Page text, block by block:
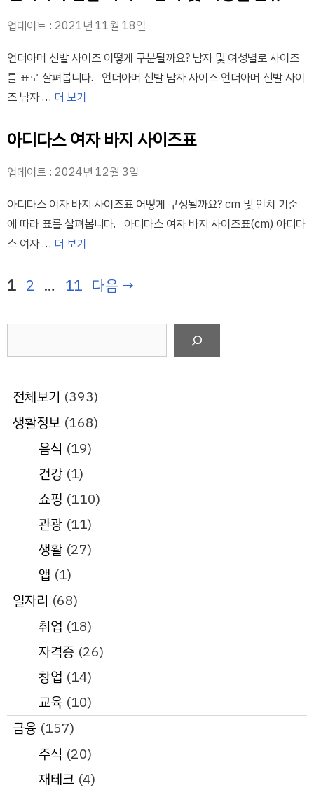
업데이트 : 2021년 11월 18일
언더아머 신발 사이즈 어떻게 구분될까요? 남자 및 여성별로 사이즈
를 표로 살펴봅니다. 언더아머 신발 남자 사이즈 언더아머 신발 사이
즈 남자 … 더 보기
아디다스 여자 바지 사이즈표
업데이트 : 2024년 12월 3일
아디다스 여자 바지 사이즈표 어떻게 구성될까요? cm 및 인치 기준
에 따라 표를 살펴봅니다. 아디다스 여자 바지 사이즈표(cm) 아디다
스 여자 … 더 보기
페
지
1 페
지
2 … 페
지
11 다음 →
전체보기 (393)
생활정보 (168)
음식 (19)
건강(1)
쇼핑 (110)
관광(11)
생활(27)
앱 (1)
일자리 (68)
취업 (18)
자격증(26)
창업 (14)
교육(10)
금융 (157)
주식 (20)
재테크(4)